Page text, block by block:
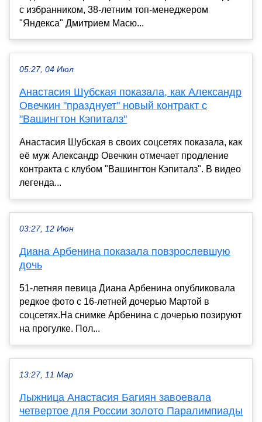
с избранником, 38-летним топ-менеджером
"Яндекса" Дмитрием Масю...
05:27, 04 Июл
Анастасия Шубская показала, как Александр
Овечкин "празднует" новый контракт с
"Вашингтон Кэпиталз"
Анастасия Шубская в своих соцсетях показала, как
её муж Александр Овечкин отмечает продление
контракта с клубом "Вашингтон Кэпиталз". В видео
легенда...
03:27, 12 Июн
Диана Арбенина показала повзрослевшую
дочь
51-летняя певица Диана Арбенина опубликовала
редкое фото с 16-летней дочерью Мартой в
соцсетях.На снимке Арбенина с дочерью позируют
на прогулке. Пол...
13:27, 11 Мар
Лыжница Анастасия Багиян завоевала
четвертое для России золото Паралимпиады